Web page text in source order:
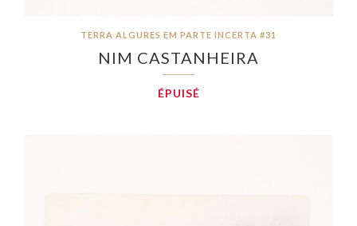
TERRA ALGURES EM PARTE INCERTA #31
NIM CASTANHEIRA
ÉPUISÉ